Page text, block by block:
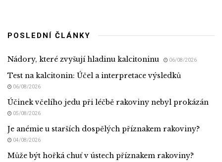
POSLEDNÍ ČLÁNKY
Nádory, které zvyšují hladinu kalcitoninu 06/08/2026
Test na kalcitonin: Účel a interpretace výsledků
06/08/2026
Účinek včelího jedu při léčbě rakoviny nebyl prokázán
05/08/2026
Je anémie u starších dospělých příznakem rakoviny?
04/08/2026
Může být hořká chuť v ústech příznakem rakoviny?